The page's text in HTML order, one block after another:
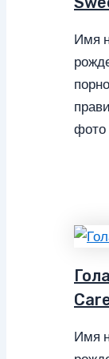
Имя
фото
Имя